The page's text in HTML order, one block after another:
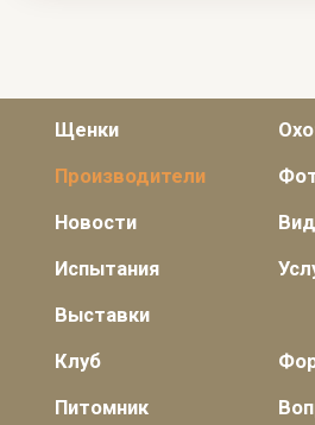
Щенки
Производители
Новости
Испытания
Выставки
Клуб
Питомник